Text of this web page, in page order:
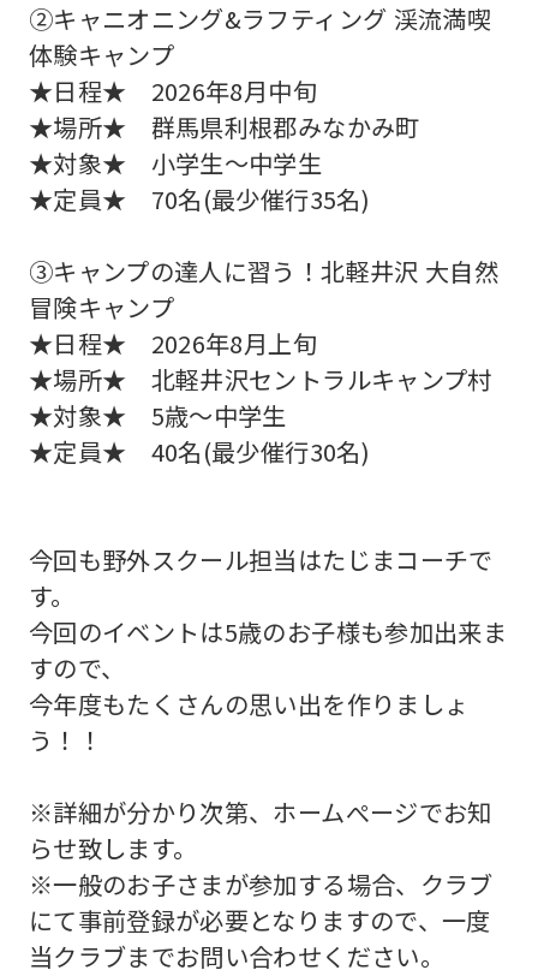
②キャニオニング&ラフティング 渓流満喫
体験キャンプ
★日程★ 2026年8月中旬
★場所★ 群馬県利根郡みなかみ町
★対象★ 小学生～中学生
★定員★ 70名(最少催行35名)
③キャンプの達人に習う！北軽井沢 大自然
冒険キャンプ
★日程★ 2026年8月上旬
★場所★ 北軽井沢セントラルキャンプ村
★対象★ 5歳～中学生
★定員★ 40名(最少催行30名)
今回も野外スクール担当はたじまコーチで
す。
今回のイベントは5歳のお子様も参加出来ま
すので、
今年度もたくさんの思い出を作りましょ
う！！
※詳細が分かり次第、ホームぺージでお知
らせ致します。
※一般のお子さまが参加する場合、クラブ
にて事前登録が必要となりますので、一度
当クラブまでお問い合わせください。
official
website
is
automatically
translated
English.
the
link
below
(start
to
to
the
top
However,
you
use
an